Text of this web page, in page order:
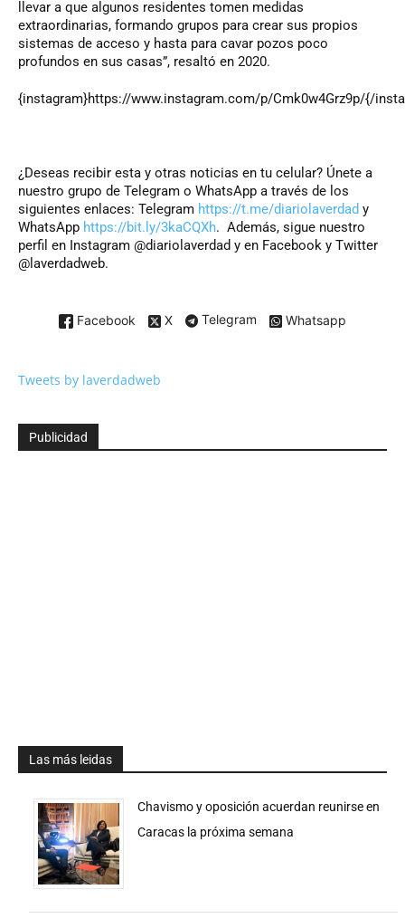
llevar a que algunos residentes tomen medidas
extraordinarias, formando grupos para crear sus propios
sistemas de acceso y hasta para cavar pozos poco
profundos en sus casas”, resaltó en 2020.
{instagram}https://www.instagram.com/p/Cmk0w4Grz9p/{/
¿Deseas recibir esta y otras noticias en tu celular? Únete a
nuestro grupo de Telegram o WhatsApp a través de los
siguientes enlaces: Telegram https://t.me/diariolaverdad y
WhatsApp https://bit.ly/3kaCQXh. Además, sigue nuestro
perfil en Instagram @diariolaverdad y en Facebook y Twitter
@laverdadweb.
Facebook X Telegram Whatsapp
Tweets by laverdadweb
Publicidad
Las más leidas
Chavismo y oposición acuerdan reunirse en
Caracas la próxima semana